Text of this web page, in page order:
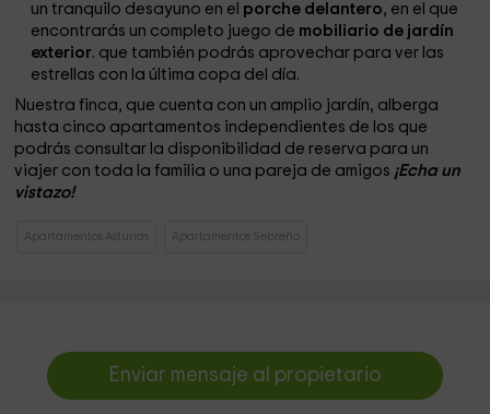
un tranquilo desayuno en el porche delantero, en el que
encontrarás un completo juego de mobiliario de jardín
exterior. que también podrás aprovechar para ver las
estrellas con la última copa del día.
Nuestra finca, que cuenta con un amplio jardín, alberga
hasta cinco apartamentos independientes de los que
podrás consultar la disponibilidad de reserva para un
viajer con toda la familia o una pareja de amigos ¡Echa un
vistazo!
Apartamentos Asturias Apartamentos Sebreño
Enviar mensaje al propietario